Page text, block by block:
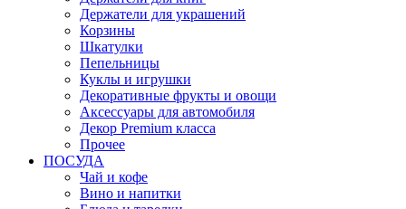
Держатели для украшений
Корзины
Шкатулки
Пепельницы
Куклы и игрушки
Декоративные фрукты и овощи
Аксессуары для автомобиля
Декор Premium класса
Прочее
ПОСУДА
Чай и кофе
Вино и напитки